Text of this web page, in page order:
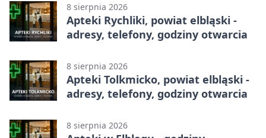
8 sierpnia 2026
Apteki Rychliki, powiat elbląski -
adresy, telefony, godziny otwarcia
8 sierpnia 2026
Apteki Tolkmicko, powiat elbląski -
adresy, telefony, godziny otwarcia
8 sierpnia 2026